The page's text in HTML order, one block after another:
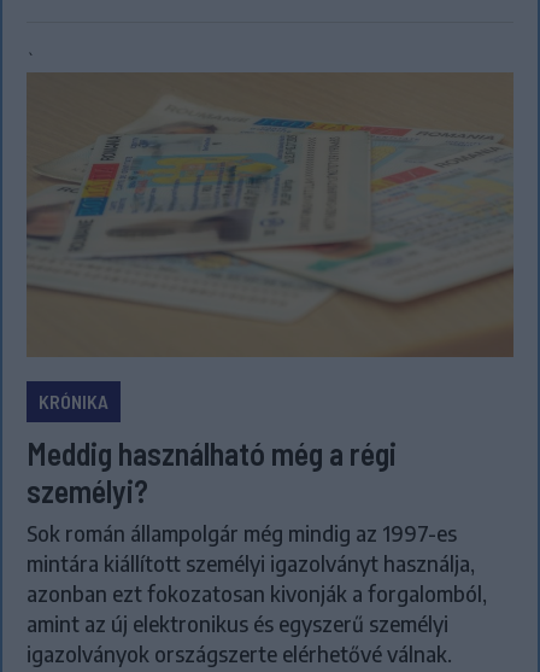
`
KRÓNIKA
Meddig használható még a régi
személyi?
Sok román állampolgár még mindig az 1997-es
mintára kiállított személyi igazolványt használja,
azonban ezt fokozatosan kivonják a forgalomból,
amint az új elektronikus és egyszerű személyi
igazolványok országszerte elérhetővé válnak.